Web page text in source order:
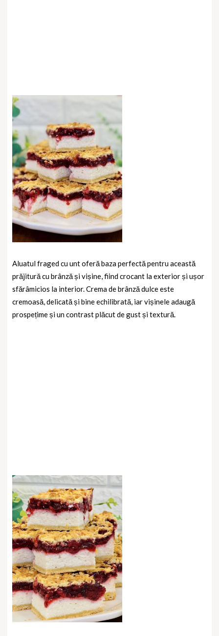
Aluatul fraged cu unt oferă baza perfectă pentru această
prăjitură cu brânză și vișine, fiind crocant la exterior și ușor
sfărâmicios la interior. Crema de brânză dulce este
cremoasă, delicată și bine echilibrată, iar vișinele adaugă
prospețime și un contrast plăcut de gust și textură.